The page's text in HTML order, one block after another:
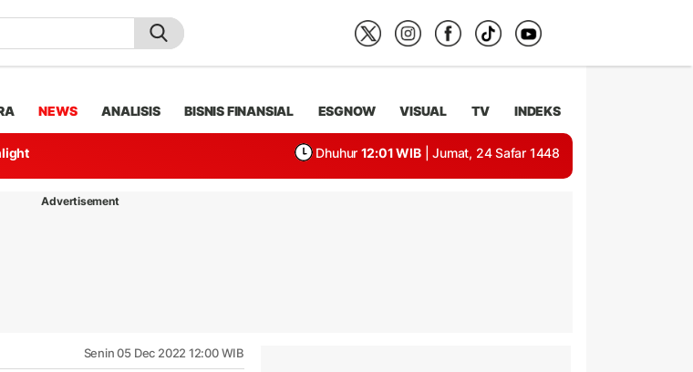
NEWS ANALISIS BISNIS FINANSIAL ESGNOW VISUAL TV INDEKS
Dhuhur 12:01 WIB | Jumat, 24 Safar 1448
Advertisement
Senin 05 Dec 2022 12:00 WIB